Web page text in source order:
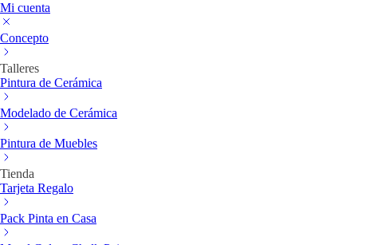
Mi cuenta
Concepto
Talleres
Pintura de Cerámica
Modelado de Cerámica
Pintura de Muebles
Tienda
Tarjeta Regalo
Pack Pinta en Casa